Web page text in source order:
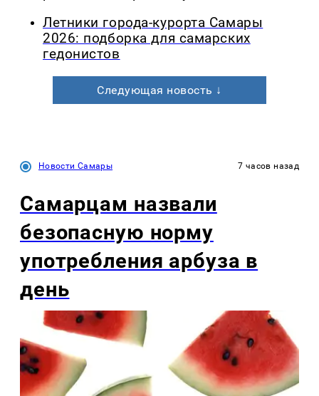
Летники города-курорта Самары
2026: подборка для самарских
гедонистов
Следующая новость ↓
Новости Самары 7 часов назад
Самарцам назвали
безопасную норму
употребления арбуза в
день